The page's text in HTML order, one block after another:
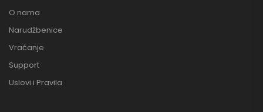
O nama
Narudžbenice
Vraćanje
Support
Uslovi i Pravila